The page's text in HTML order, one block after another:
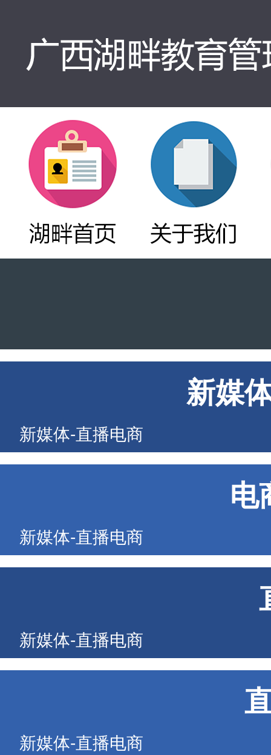
新媒
新媒体-直播电商
电
新媒体-直播电商
新媒体-直播电商
新媒体-直播电商